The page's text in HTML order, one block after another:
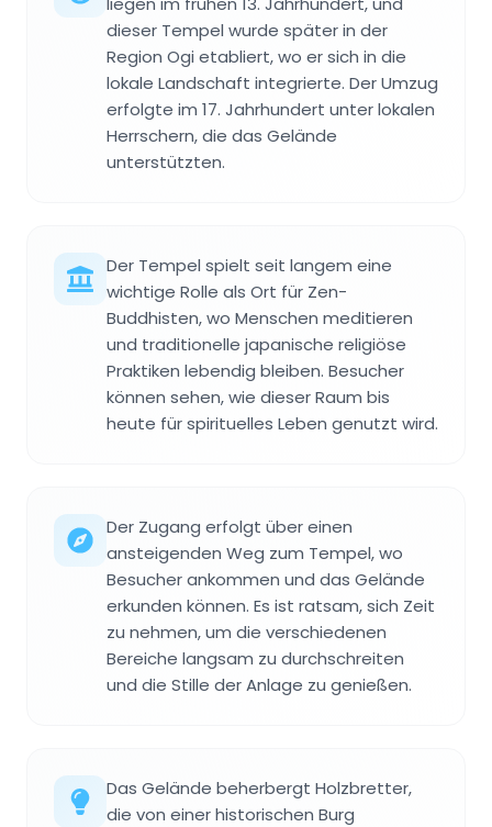
dieser Tempel wurde später in der
Region Ogi etabliert, wo er sich in die
lokale Landschaft integrierte. Der Umzug
erfolgte im 17. Jahrhundert unter lokalen
Herrschern, die das Gelände
unterstützten.
Der Tempel spielt seit langem eine
wichtige Rolle als Ort für Zen-
Buddhisten, wo Menschen meditieren
und traditionelle japanische religiöse
Praktiken lebendig bleiben. Besucher
können sehen, wie dieser Raum bis
heute für spirituelles Leben genutzt wird.
Der Zugang erfolgt über einen
ansteigenden Weg zum Tempel, wo
Besucher ankommen und das Gelände
erkunden können. Es ist ratsam, sich Zeit
zu nehmen, um die verschiedenen
Bereiche langsam zu durchschreiten
und die Stille der Anlage zu genießen.
Das Gelände beherbergt Holzbretter,
die von einer historischen Burg